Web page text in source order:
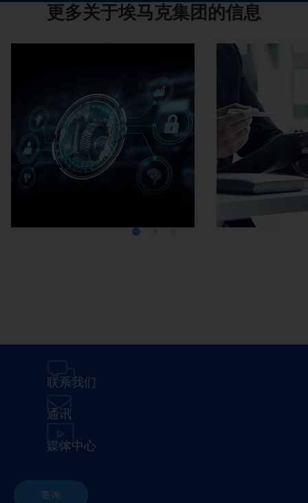
更多关于埃马克集团的信息
联系我们
通讯
媒体中心
查询